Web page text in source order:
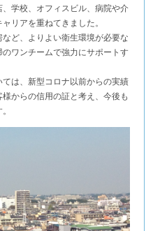
学校、オフィスビル、病院や介
リアを重ねてきました。
ど、よりよい衛生環境が必要な
ワンチームで強力にサポートす
は、新型コロナ以前からの実績
からの信用の証と考え、今後も